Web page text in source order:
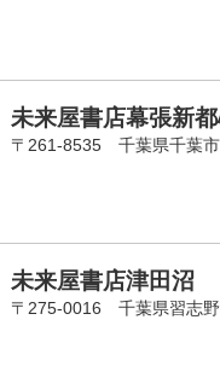
未来屋書店幕張新
〒261-8535 千葉県千葉
未来屋書店津田沼
〒275-0016 千葉県習志野